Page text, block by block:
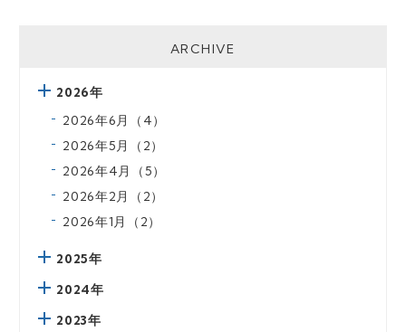
ARCHIVE
2026年
2026年6月（4）
2026年5月（2）
2026年4月（5）
2026年2月（2）
2026年1月（2）
2025年
2024年
2023年